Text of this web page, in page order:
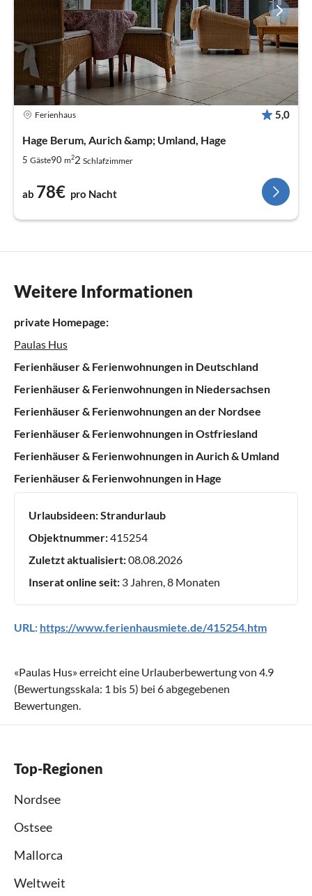
Ferienhaus 5,0
Hage Berum, Aurich &amp; Umland, Hage
5 Gäste90 m22 Schlafzimmer
ab 78€ pro Nacht
Weitere Informationen
private Homepage:
Paulas Hus
Ferienhäuser & Ferienwohnungen in Deutschland
Ferienhäuser & Ferienwohnungen in Niedersachsen
Ferienhäuser & Ferienwohnungen an der Nordsee
Ferienhäuser & Ferienwohnungen in Ostfriesland
Ferienhäuser & Ferienwohnungen in Aurich & Umland
Ferienhäuser & Ferienwohnungen in Hage
Urlaubsideen:Strandurlaub
Objektnummer:415254
Zuletzt aktualisiert:08.08.2026
Inserat online seit: 3 Jahren, 8 Monaten
URL: https://www.ferienhausmiete.de/415254.htm
«Paulas Hus» erreicht eine Urlauberbewertung von 4.9
(Bewertungsskala: 1 bis 5) bei 6abgegebenen
Bewertungen.
Top-Regionen
Nordsee
Ostsee
Mallorca
Weltweit